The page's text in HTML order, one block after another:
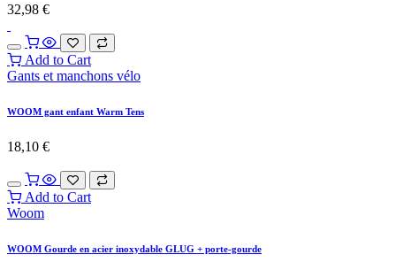
32,98 €
Add to Cart
Gants et manchons vélo
WOOM gant enfant Warm Tens
18,10 €
Add to Cart
Woom
WOOM Gourde en acier inoxydable GLUG + porte-gourde